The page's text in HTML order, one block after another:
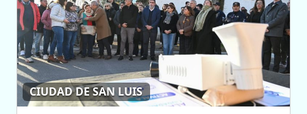
CIUDAD DE SAN LUIS